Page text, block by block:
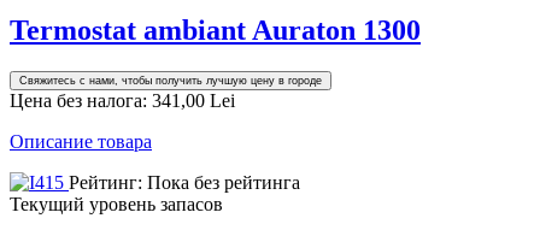
Termostat ambiant Auraton 1300
Свяжитесь с нами, чтобы получить лучшую цену в городе
Цена без налога: 341,00 Lei
Описание товара
Рейтинг: Пока без рейтинга
Текущий уровень запасов